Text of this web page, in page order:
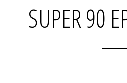
SUPER 90